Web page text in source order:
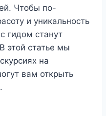
Чтобы по-
и уникальность
гидом станут
этой статье мы
на
вам открыть